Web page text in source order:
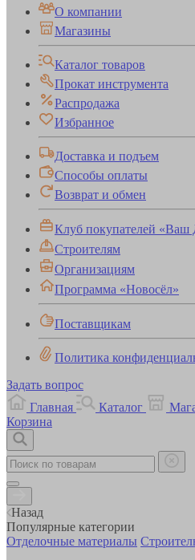
О компании
Магазины
Каталог товаров
Прокат инструмента
Распродажа
Избранное
Доставка и подъем
Способы оплаты
Возврат и обмен
Клуб покупателей «Ваш
Строителям
Организациям
Программа «Новосёл»
Поставщикам
Политика
Задать вопрос
Главная
Каталог
Корзина
Назад
Популярные категории
Отделочные материалы